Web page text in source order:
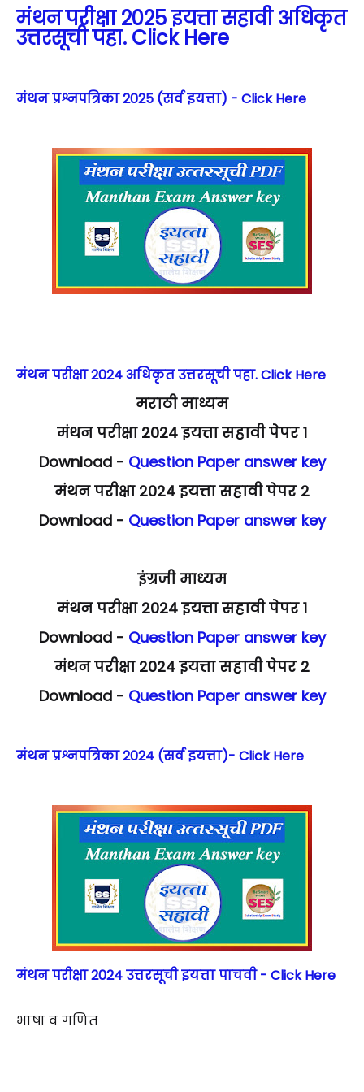
मंथन परीक्षा 2025 इयत्ता सहावी अधिकृत
उत्तरसूची पहा. Click Here
मंथन प्रश्नपत्रिका 2025 (सर्व इयत्ता) - Click Here
मंथन परीक्षा 2024 अधिकृत उत्तरसूची पहा. Click Here
मराठी माध्यम
मंथन परीक्षा 2024 इयत्ता सहावी पेपर 1
Download - Question Paper answer key
मंथन परीक्षा 2024 इयत्ता सहावी पेपर 2
Download - Question Paper answer key
इंग्रजी माध्यम
मंथन परीक्षा 2024 इयत्ता सहावी पेपर 1
Download - Question Paper answer key
मंथन परीक्षा 2024 इयत्ता सहावी पेपर 2
Download - Question Paper answer key
मंथन प्रश्नपत्रिका 2024 (सर्व इयत्ता)- Click Here
मंथन परीक्षा 2024 उत्तरसूची इयत्ता पाचवी - Click Here
भाषा व गणित